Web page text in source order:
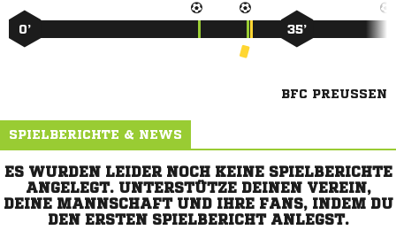
0’ 35’
BFC PREUSSEN
SPIELBERICHTE & NEWS
ES WURDEN LEIDER NOCH KEINE SPIELBERICHTE
ANGELEGT. UNTERSTÜTZE DEINEN VEREIN,
DEINE MANNSCHAFT UND IHRE FANS, INDEM DU
DEN ERSTEN SPIELBERICHT ANLEGST.